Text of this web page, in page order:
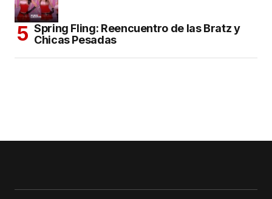
Spring Fling: Reencuentro de las Bratz y
Chicas Pesadas